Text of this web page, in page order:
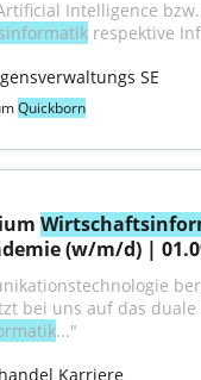
Intelligence
respektive
SE
Quickborn
(w/m/d) |
..."
Karriere